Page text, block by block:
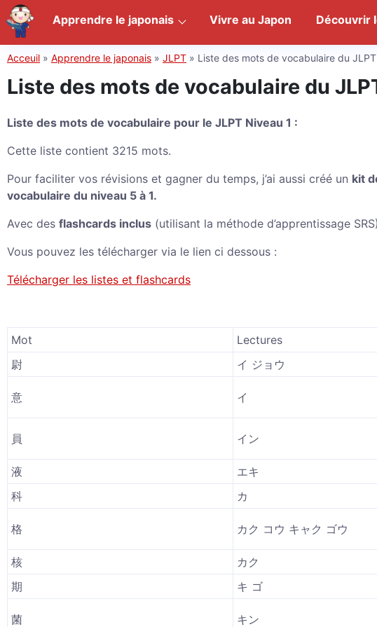
Acceuil » Apprendre le japonais » JLPT » Liste des mots de vocabulaire du JLPT
Liste des mots de vocabulaire du
Liste des mots de vocabulaire pour le JLPT Niveau 1 :
Cette liste contient 3215 mots.
Pour faciliter vos révisions et gagner du temps, j’ai aussi créé un kit
vocabulaire du niveau 5 à 1.
Avec des flashcards inclus (utilisant la méthode d’apprentissage
Vous pouvez les télécharger via le lien ci dessous :
Télécharger les listes et flashcards
Mot Lectures
尉
イ ジョウ
意 イ
員 イン
液
エキ
科
カ
格 カク コウ キャク ゴウ
核
カク
期
キ ゴ
菌 キン
Apprendre le japonais Vivre au Japon Découvrir